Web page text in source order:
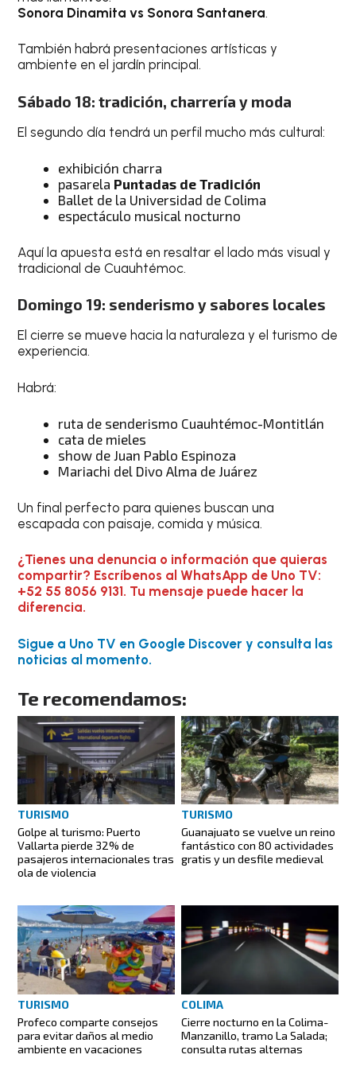
Sonora Dinamita vs Sonora Santanera.
También habrá presentaciones artísticas y
ambiente en el jardín principal.
Sábado 18: tradición, charrería y moda
El segundo día tendrá un perfil mucho más cultural:
exhibición charra
pasarela Puntadas de Tradición
Ballet de la Universidad de Colima
espectáculo musical nocturno
Aquí la apuesta está en resaltar el lado más visual y
tradicional de Cuauhtémoc.
Domingo 19: senderismo y sabores locales
El cierre se mueve hacia la naturaleza y el turismo de
experiencia.
Habrá:
ruta de senderismo Cuauhtémoc-Montitlán
cata de mieles
show de Juan Pablo Espinoza
Mariachi del Divo Alma de Juárez
Un final perfecto para quienes buscan una
escapada con paisaje, comida y música.
¿Tienes una denuncia o información que quieras
compartir? Escríbenos al WhatsApp de Uno TV:
+52 55 8056 9131. Tu mensaje puede hacer la
diferencia.
Sigue a Uno TV en Google Discover y consulta las
noticias al momento.
Te recomendamos:
TURISMO
Golpe al turismo: Puerto
Vallarta pierde 32% de
pasajeros internacionales tras
ola de violencia
TURISMO
Guanajuato se vuelve un reino
fantástico con 80 actividades
gratis y un desfile medieval
TURISMO
Profeco comparte consejos
para evitar daños al medio
ambiente en vacaciones
COLIMA
Cierre nocturno en la Colima-
Manzanillo, tramo La Salada;
consulta rutas alternas